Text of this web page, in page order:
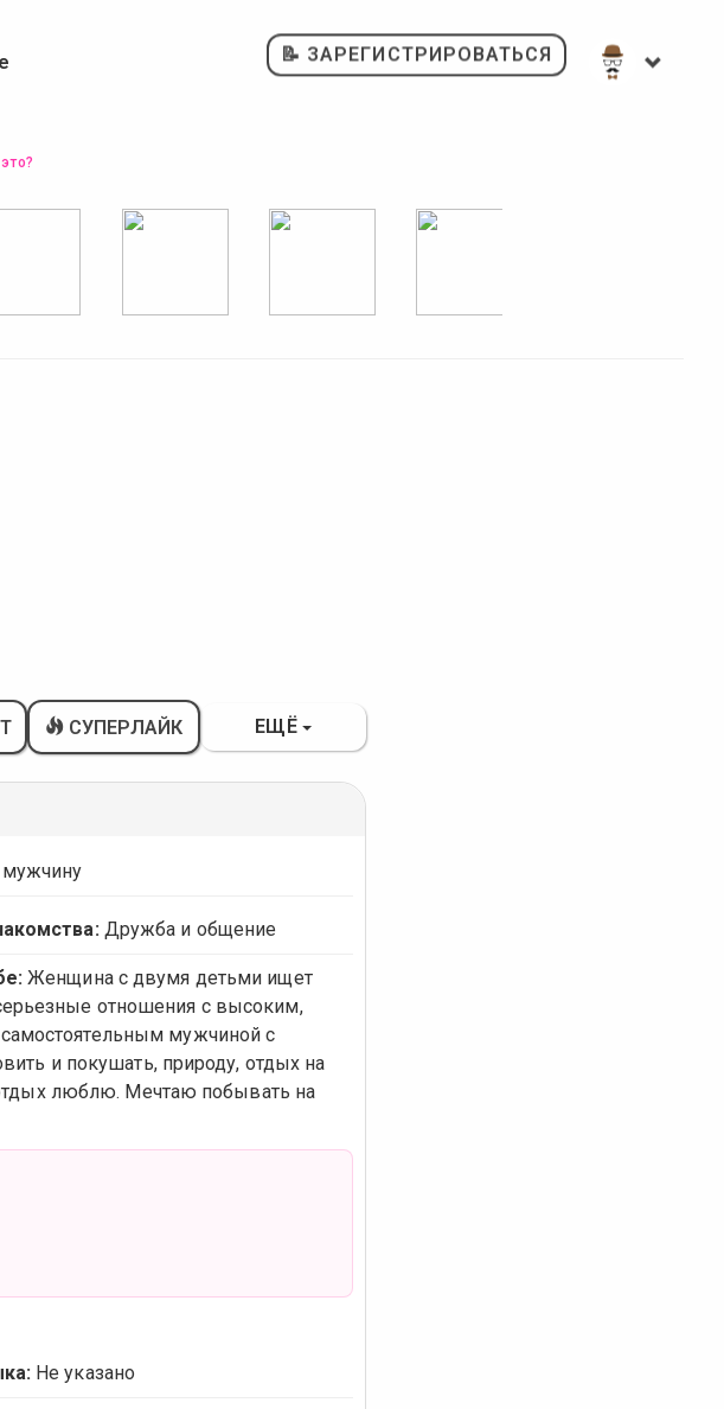
📝 ЗАРЕГИСТРИРОВАТЬСЯ
СУПЕРЛАЙК ЕЩЁ
мужчину
Дружба и общение
Женщина с двумя детьми ищет
отношения с высоким,
мужчиной с
и покушать, природу, отдых на
люблю. Мечтаю побывать на
Не указано